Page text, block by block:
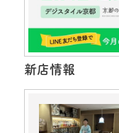
新店情報